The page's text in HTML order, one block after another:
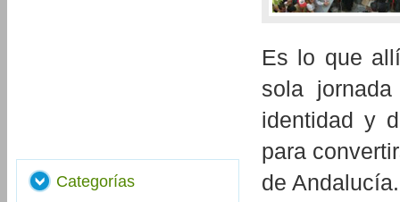
Es lo que
sola
identidad y
para
de
Categorías